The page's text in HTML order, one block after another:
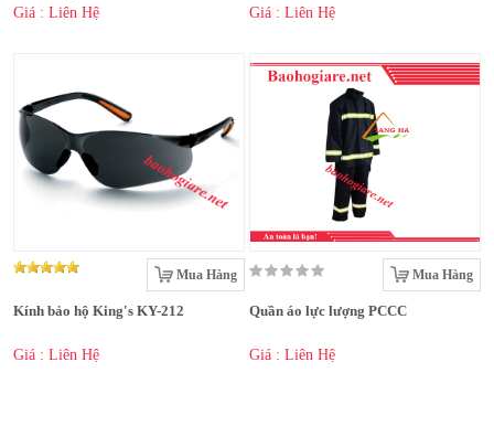
Giá : Liên Hệ
Giá : Liên Hệ
Mua Hàng
Kính bảo hộ King's KY-212
Giá : Liên Hệ
Mua Hàng
Quần áo lực lượng PCCC
Giá : Liên Hệ